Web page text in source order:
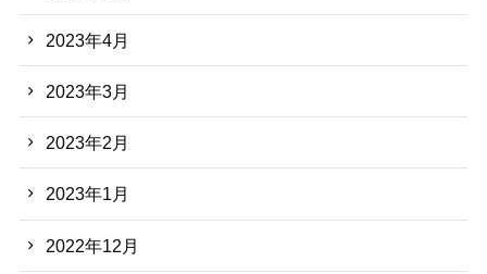
2023年4月
2023年3月
2023年2月
2023年1月
2022年12月